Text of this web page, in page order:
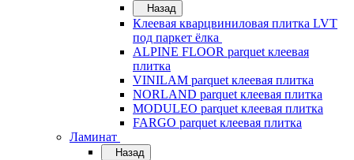
Назад
Клеевая кварцвиниловая плитка LVT
под паркет ёлка
ALPINE FLOOR parquet клеевая
плитка
VINILAM parquet клеевая плитка
NORLAND parquet клеевая плитка
MODULEO parquet клеевая плитка
FARGO parquet клеевая плитка
Ламинат
Назад